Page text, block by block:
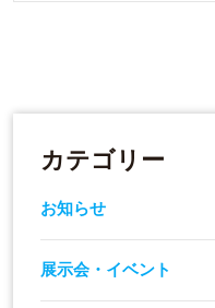
カテゴリー
お知らせ
展示会・イベント